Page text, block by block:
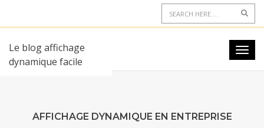
Le blog affichage
dynamique facile
AFFICHAGE DYNAMIQUE EN ENTREPRISE